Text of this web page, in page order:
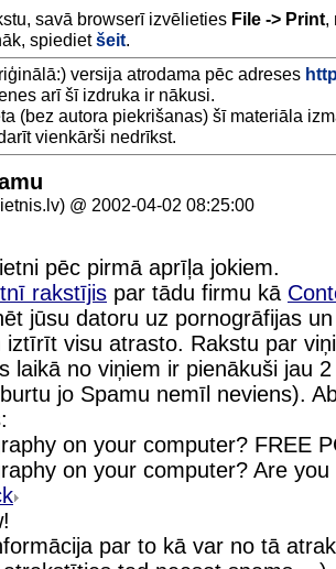
savā browserī izvēlieties File -> Print,
spiedietšeit.
versija atrodama pēc adreses
arī šī izdruka ir nākusi.
(bez autora piekrišanas) šī materiāla
vienkārši nedrīkst.
@ 2002-04-02 08:25:00
pēc pirmā aprīļa jokiem.
rakstījis par tādu firmu kā
jūsu datoru uz pornogrāfijas
iztīrīt visu atrasto. Rakstu par
laikā no viņiem ir pienākuši jau
jo Spamu nemīl neviens).
on your computer? FREE
on your computer? Are you
par to kā var no tā